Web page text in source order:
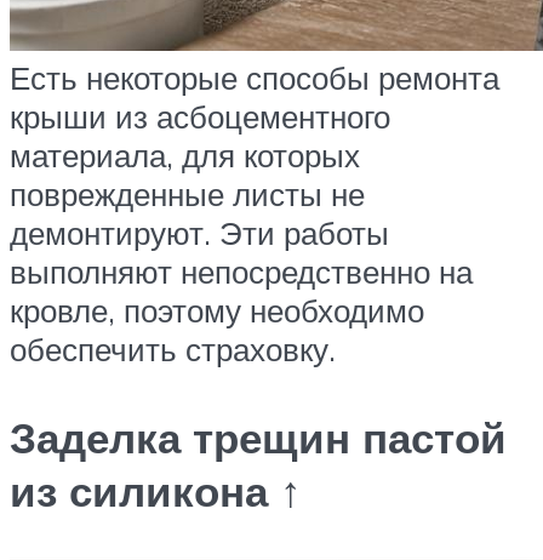
Есть некоторые способы ремонта
крыши из асбоцементного
материала, для которых
поврежденные листы не
демонтируют. Эти работы
выполняют непосредственно на
кровле, поэтому необходимо
обеспечить страховку.
Заделка трещин пастой
из силикона ↑